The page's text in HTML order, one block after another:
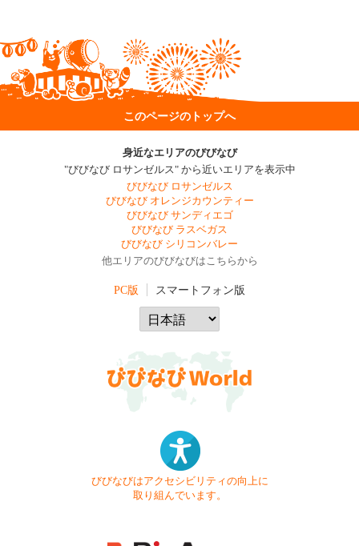
このページのトップへ
身近なエリアのびびなび
"びびなび ロサンゼルス" から近いエリアを表示中
びびなび ロサンゼルス
びびなび オレンジカウンティー
びびなび サンディエゴ
びびなび ラスベガス
びびなび シリコンバレー
他エリアのびびなびはこちらから
PC版 スマートフォン版
びびなびはアクセシビリティの向上に
取り組んでいます。